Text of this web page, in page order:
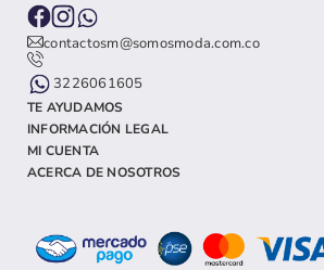
contactosm@somosmoda.com.co
3226061605
TE AYUDAMOS
INFORMACIÓN LEGAL
MI CUENTA
ACERCA DE NOSOTROS